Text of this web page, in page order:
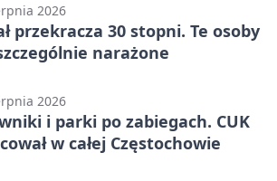
2026
przekracza 30 stopni. Te osoby
narażone
2026
i parki po zabiegach. CUK
w całej Częstochowie